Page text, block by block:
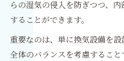
らの湿気の侵入を防ぎつつ、
することができます。
重要なのは、単に換気設備を
全体のバランスを考慮するこ